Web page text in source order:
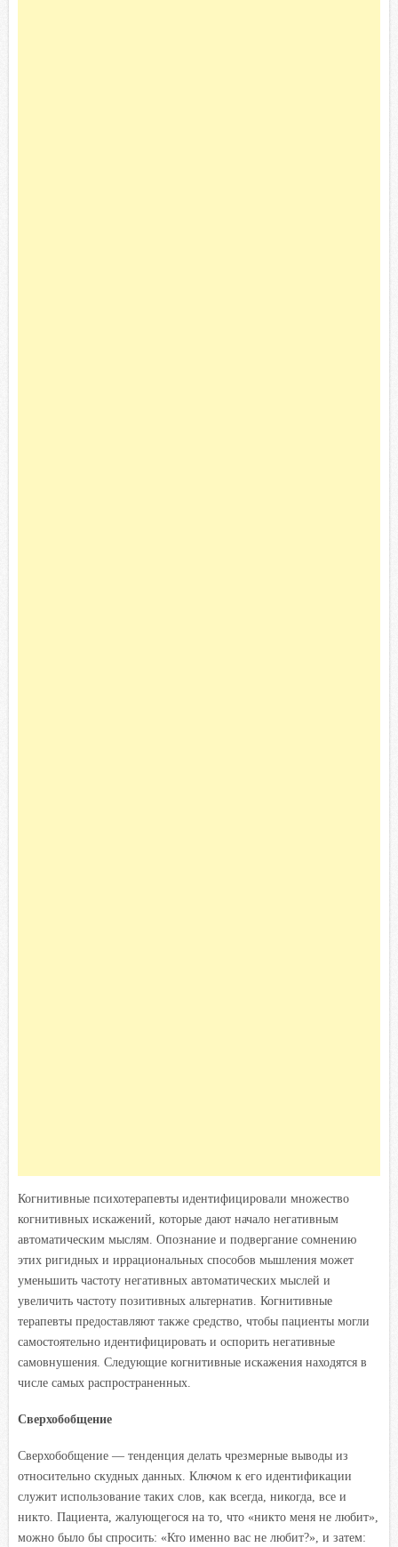
Когнитивные психотерапевты идентифицировали множество
когнитивных искажений, которые дают начало негативным
автоматическим мыслям. Опознание и подвергание сомнению
этих ригидных и иррациональных способов мышления может
уменьшить частоту негативных автоматических мыслей и
увеличить частоту позитивных альтернатив. Когнитивные
терапевты предоставляют также средство, чтобы пациенты могли
самостоятельно идентифицировать и оспорить негативные
самовнушения. Следующие когнитивные искажения находятся в
числе самых распространенных.
Сверхобобщение
Сверхобобщение — тенденция делать чрезмерные выводы из
относительно скудных данных. Ключом к его идентификации
служит использование таких слов, как всегда, никогда, все и
никто. Пациента, жалующегося на то, что «никто меня не любит»,
можно было бы спросить: «Кто именно вас не любит?», и затем: